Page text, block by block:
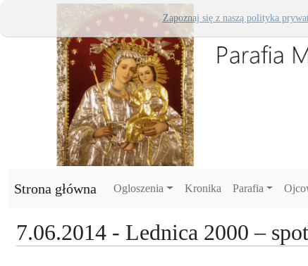
Strona główna Ogloszenia Kronika Parafia
7.06.2014 - Lednica 2000 –
Zapoznaj się z naszą polityka